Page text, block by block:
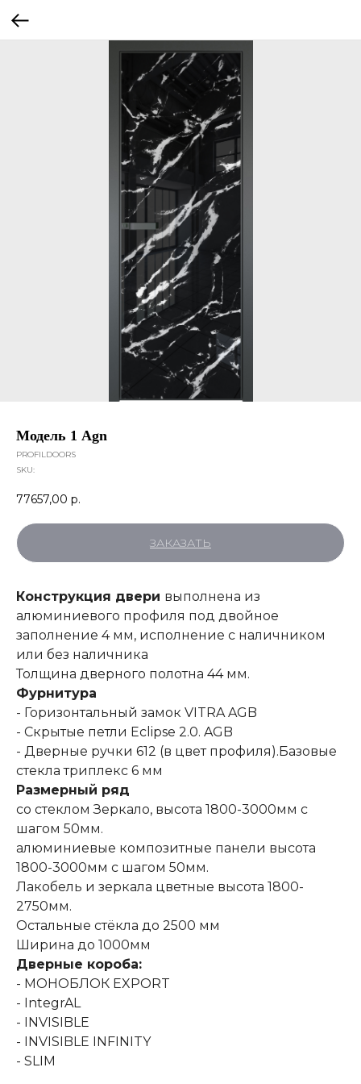
Модель 1 Agn
PROFILDOORS
SKU:
77657,00 р.
ЗАКАЗАТЬ
Конструкция двери выполнена из
алюминиевого профиля под двойное
заполнение 4 мм, исполнение с наличником
или без наличника
Толщина дверного полотна 44 мм.
Фурнитура
- Горизонтальный замок VITRA AGB
- Скрытые петли Eclipse 2.0. AGB
- Дверные ручки 612 (в цвет профиля).Базовые
стекла триплекс 6 мм
Размерный ряд
со стеклом Зеркало, высота 1800-3000мм с
шагом 50мм.
алюминиевые композитные панели высота
1800-3000мм с шагом 50мм.
Лакобель и зеркала цветные высота 1800-
2750мм.
Остальные стёкла до 2500 мм
Ширина до 1000мм
Дверные короба:
- МОНОБЛОК EXPORT
- IntegrAL
- INVISIBLE
- INVISIBLE INFINITY
- SLIM